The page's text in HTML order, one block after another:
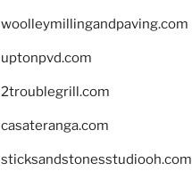
woolleymillingandpaving.com
uptonpvd.com
2troublegrill.com
casateranga.com
sticksandstonesstudiooh.com